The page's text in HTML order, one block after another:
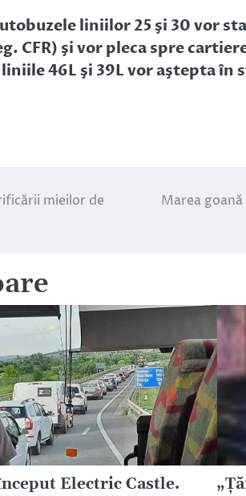
liniilor 25 şi 30 vor
CFR) şi vor pleca spre
46L şi 39L vor aştepta în
mieilor de
Marea
Electric Castle.